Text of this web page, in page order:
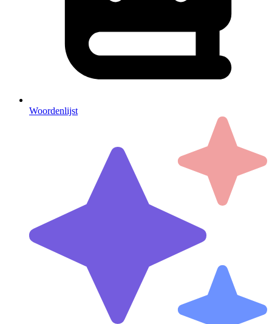
Woordenlijst